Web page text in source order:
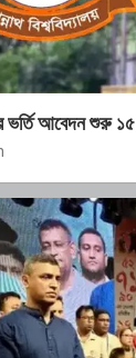
ভর্তি আবেদন শুরু